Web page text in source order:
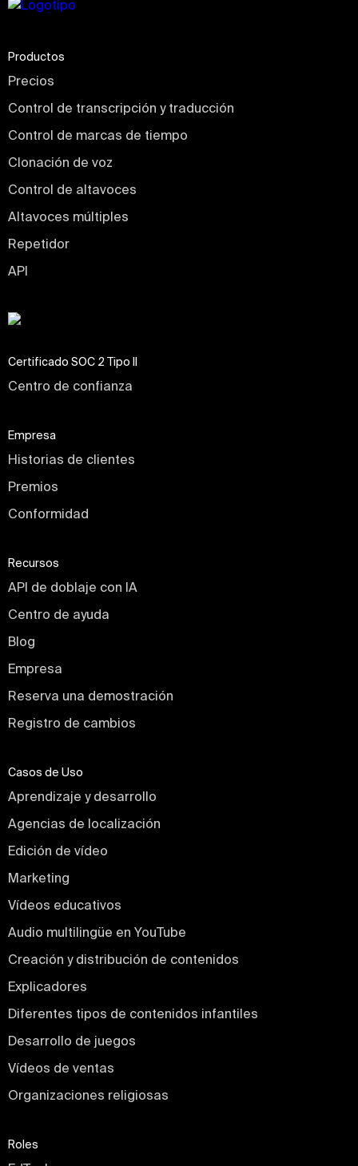
Productos
Precios
Control de transcripción y traducción
Control de marcas de tiempo
Clonación de voz
Control de altavoces
Altavoces múltiples
Repetidor
API
Certificado SOC 2 Tipo II
Centro de confianza
Empresa
Historias de clientes
Premios
Conformidad
Recursos
API de doblaje con IA
Centro de ayuda
Blog
Empresa
Reserva una demostración
Registro de cambios
Casos de Uso
Aprendizaje y desarrollo
Agencias de localización
Edición de vídeo
Marketing
Vídeos educativos
Audio multilingüe en YouTube
Creación y distribución de contenidos
Explicadores
Diferentes tipos de contenidos infantiles
Desarrollo de juegos
Vídeos de ventas
Organizaciones religiosas
Roles